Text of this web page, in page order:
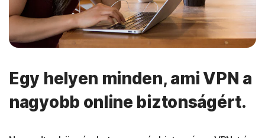
Egy helyen minden, ami VPN a
nagyobb online biztonságért.